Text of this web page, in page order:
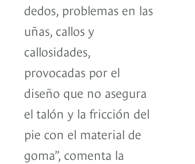
dedos, problemas en las
uñas, callos y
callosidades,
provocadas por el
diseño que no asegura
el talón y la fricción del
pie con el material de
goma”, comenta la